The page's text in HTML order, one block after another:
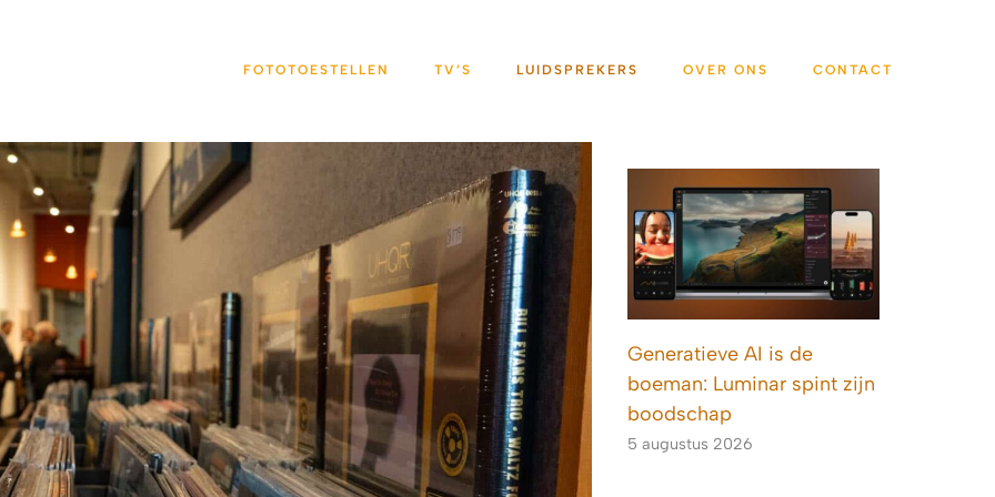
FOTOTOESTELLEN TV’S LUIDSPREKERS OVER ONS CONTACT
Generatieve AI is de
boeman: Luminar spint zijn
boodschap
5 augustus 2026